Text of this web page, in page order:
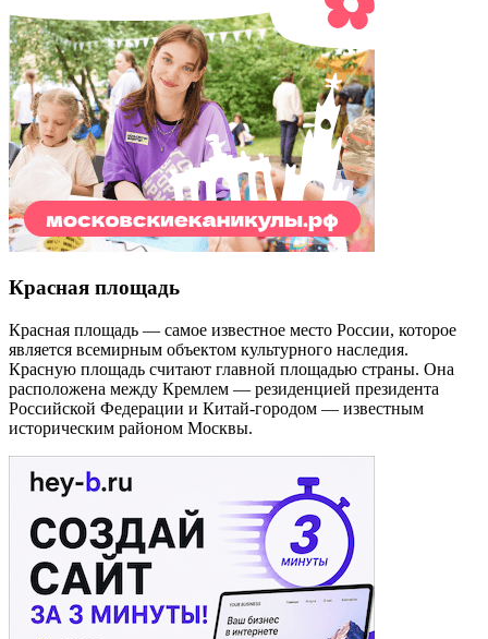
Красная площадь
Красная площадь — самое известное место России, которое
является всемирным объектом культурного наследия.
Красную площадь считают главной площадью страны. Она
расположена между Кремлем — резиденцией президента
Российской Федерации и Китай-городом — известным
историческим районом Москвы.